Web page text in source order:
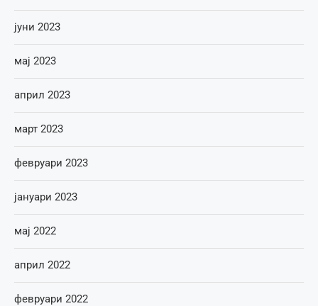
јуни 2023
мај 2023
април 2023
март 2023
февруари 2023
јануари 2023
мај 2022
април 2022
февруари 2022